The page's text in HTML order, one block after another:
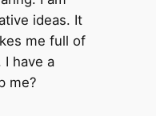
ideas. It
me full of
I have a
me?